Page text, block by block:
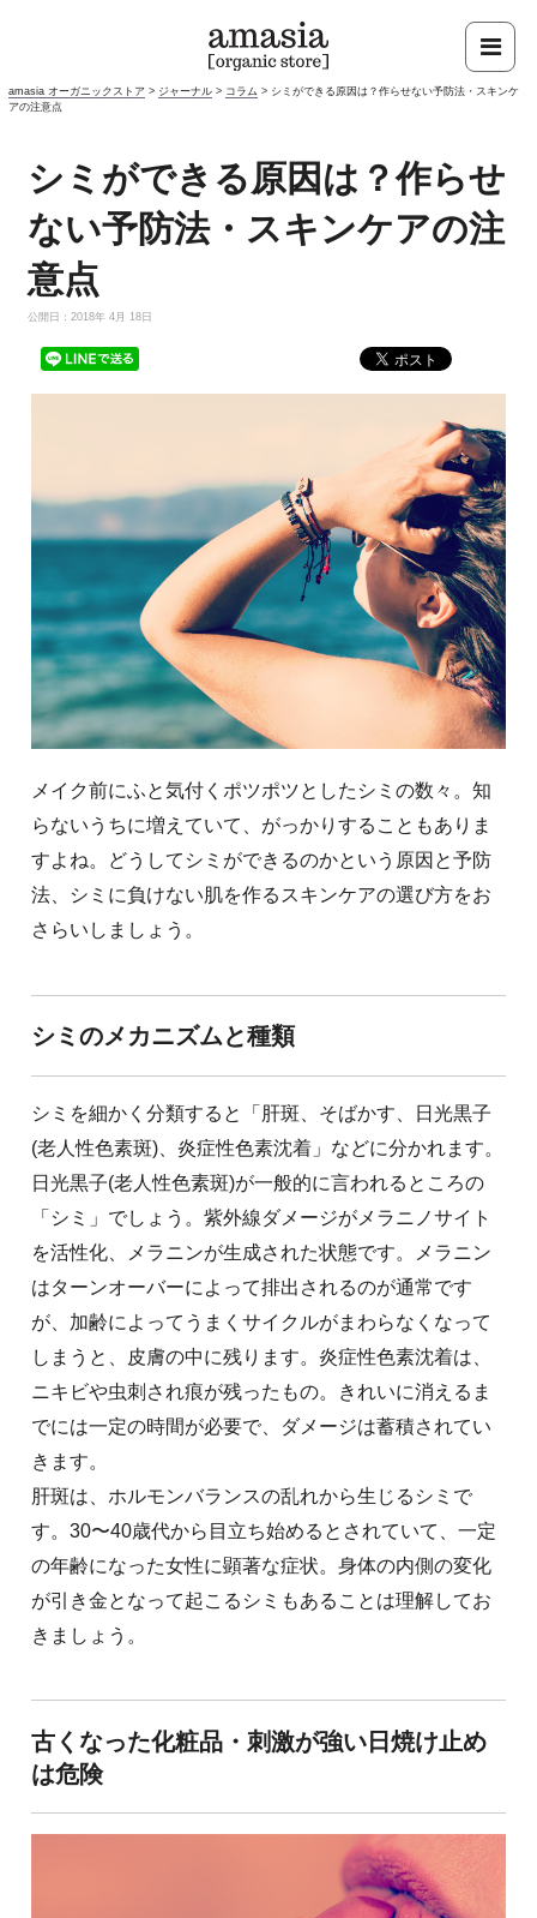
amasia オーガニックストア > ジャーナル > コラム > シミができる原因は？作らせない予防法・スキンケ
アの注意点
シミができる原因は？作らせ
ない予防法・スキンケアの注
意点
公開日：2018年 4月 18日
メイク前にふと気付くポツポツとしたシミの数々。知
らないうちに増えていて、がっかりすることもありま
すよね。どうしてシミができるのかという原因と予防
法、シミに負けない肌を作るスキンケアの選び方をお
さらいしましょう。
シミのメカニズムと種類
シミを細かく分類すると「肝斑、そばかす、日光黒子
(老人性色素斑)、炎症性色素沈着」などに分かれます。
日光黒子(老人性色素斑)が一般的に言われるところの
「シミ」でしょう。紫外線ダメージがメラニノサイト
を活性化、メラニンが生成された状態です。メラニン
はターンオーバーによって排出されるのが通常です
が、加齢によってうまくサイクルがまわらなくなって
しまうと、皮膚の中に残ります。炎症性色素沈着は、
ニキビや虫刺され痕が残ったもの。きれいに消えるま
でには一定の時間が必要で、ダメージは蓄積されてい
きます。
肝斑は、ホルモンバランスの乱れから生じるシミで
す。30〜40歳代から目立ち始めるとされていて、一定
の年齢になった女性に顕著な症状。身体の内側の変化
が引き金となって起こるシミもあることは理解してお
きましょう。
古くなった化粧品・刺激が強い日焼け止め
は危険